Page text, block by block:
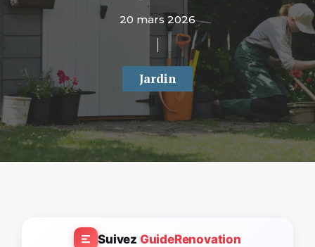
20 mars 2026
Jardin
Suivez GuideRenovation